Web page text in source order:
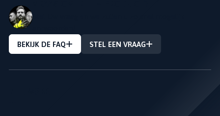
BEKIJK DE FAQ
STEL EEN VRAAG